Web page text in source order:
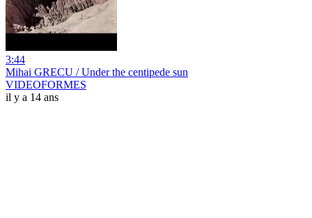
3:44
Mihai GRECU / Under the centipede sun
VIDEOFORMES
il y a 14 ans